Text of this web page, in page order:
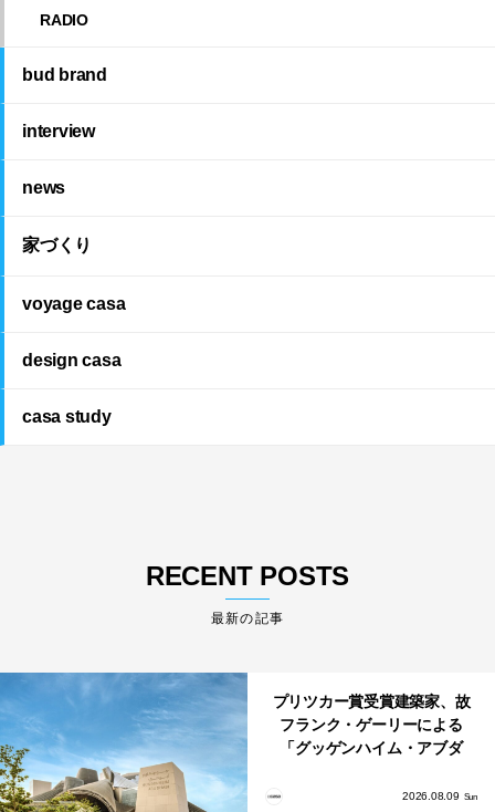
RADIO
bud brand
interview
news
家づくり
voyage casa
design casa
casa study
RECENT POSTS
最新の記事
プリツカー賞受賞建築家、故
フランク・ゲーリーによる
「グッゲンハイム・アブダ
2026.08.09 Sun